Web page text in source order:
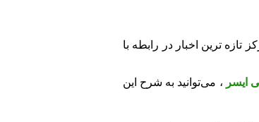
ترین اخبار در رابطه با
ایسر ، می‌توانید به شرح این